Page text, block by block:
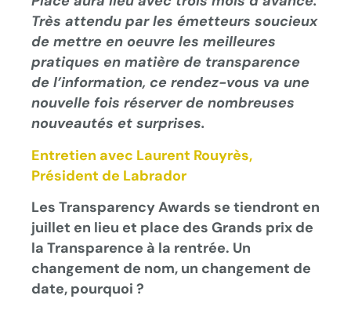
Très attendu par les émetteurs soucieux
de mettre en oeuvre les meilleures
pratiques en matière de transparence
de l’information, ce rendez-vous va une
nouvelle fois réserver de nombreuses
nouveautés et surprises.
Entretien avec Laurent Rouyrès,
Président de Labrador
Les Transparency Awards se tiendront en
juillet en lieu et place des Grands prix de
la Transparence à la rentrée. Un
changement de nom, un changement de
date, pourquoi ?